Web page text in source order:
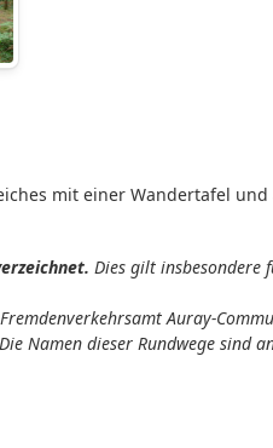
mit einer Wandertafel und
Dies gilt insbesondere
Auray-
Namen dieser Rundwege sind